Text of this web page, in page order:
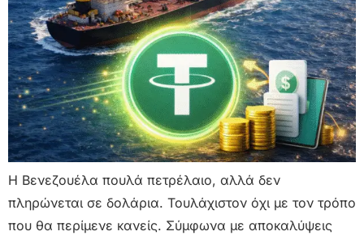
Η Βενεζουέλα πουλά πετρέλαιο, αλλά δεν
πληρώνεται σε δολάρια. Τουλάχιστον όχι με τον τρόπο
που θα περίμενε κανείς. Σύμφωνα με αποκαλύψεις